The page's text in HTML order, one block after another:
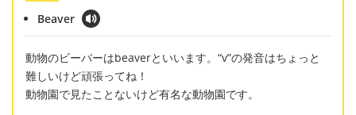
Beaver
動物のビーバーはbeaverといいます。“v”の発音はちょっと
難しいけど頑張ってね！
動物園で見たことないけど有名な動物園です。